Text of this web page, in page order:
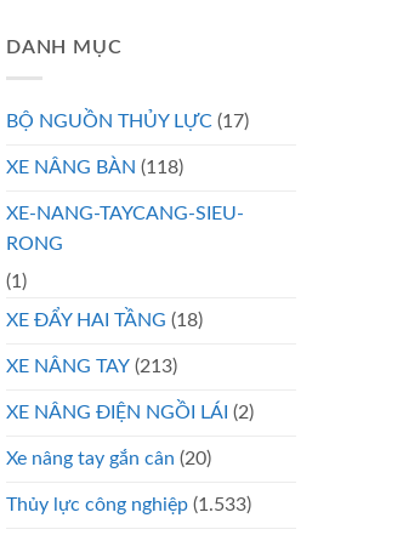
DANH MỤC
BỘ NGUỒN THỦY LỰC (17)
XE NÂNG BÀN (118)
XE-NANG-TAYCANG-SIEU-
RONG
(1)
XE ĐẨY HAI TẦNG (18)
XE NÂNG TAY (213)
XE NÂNG ĐIỆN NGỒI LÁI (2)
Xe nâng tay gắn cân (20)
Thủy lực công nghiệp (1.533)